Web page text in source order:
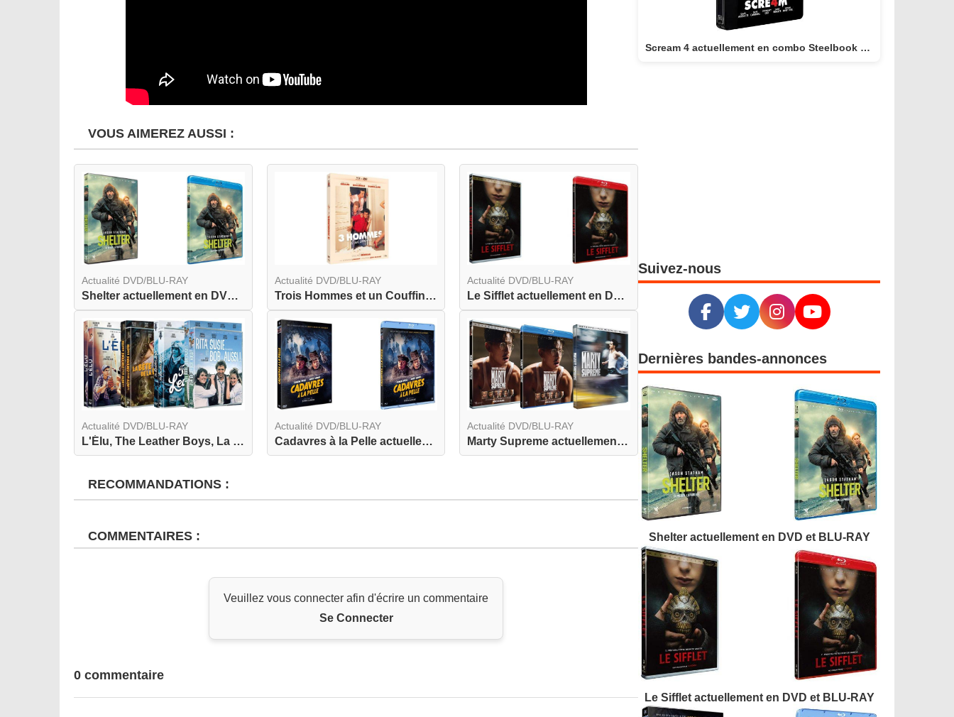
VOUS AIMEREZ AUSSI :
Actualité DVD/BLU-RAY
Shelter actuellement en DVD et BLU-RAY
Actualité DVD/BLU-RAY
Trois Hommes et un Couffin actuellement en combo...
Actualité DVD/BLU-RAY
Le Sifflet actuellement en DVD et BLU-RAY
Actualité DVD/BLU-RAY
L'Élu, The Leather Boys, La Bête de la Caverne H...
Actualité DVD/BLU-RAY
Cadavres à la Pelle actuellement en DVD et BLU-R...
Actualité DVD/BLU-RAY
Marty Supreme actuellement en DVD, BLU-RAY et BL...
RECOMMANDATIONS :
COMMENTAIRES :
Veuillez vous connecter afin d'écrire un commentaire
Se Connecter
0 commentaire
Scream 4 actuellement en combo Steelbook BLU-RAY 4K + BLU-RAY
Suivez-nous
Dernières bandes-annonces
Shelter actuellement en DVD et BLU-RAY
Le Sifflet actuellement en DVD et BLU-RAY